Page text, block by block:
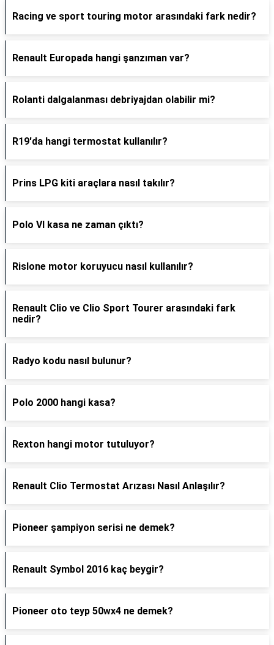
Racing ve sport touring motor arasındaki fark nedir?
Renault Europada hangi şanzıman var?
Rolanti dalgalanması debriyajdan olabilir mi?
R19'da hangi termostat kullanılır?
Prins LPG kiti araçlara nasıl takılır?
Polo VI kasa ne zaman çıktı?
Rislone motor koruyucu nasıl kullanılır?
Renault Clio ve Clio Sport Tourer arasındaki fark
nedir?
Radyo kodu nasıl bulunur?
Polo 2000 hangi kasa?
Rexton hangi motor tutuluyor?
Renault Clio Termostat Arızası Nasıl Anlaşılır?
Pioneer şampiyon serisi ne demek?
Renault Symbol 2016 kaç beygir?
Pioneer oto teyp 50wx4 ne demek?